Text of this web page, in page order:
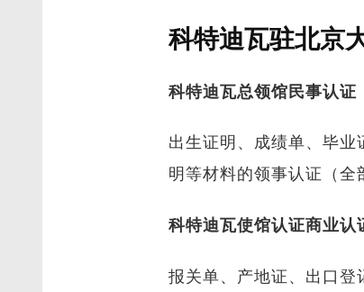
科特迪瓦驻北京
科特迪瓦总领馆民事认证
出生证明、成绩单、毕
明等材料的领事认证（全
科特迪瓦使馆认证商业认
报关单、产地证、出口